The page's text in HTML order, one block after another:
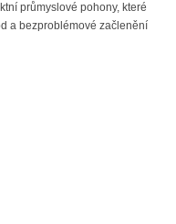
průmyslové pohony, které
a bezproblémové začlenění